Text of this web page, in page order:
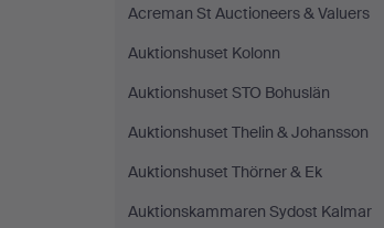
Acreman St Auctioneers & Valuers
Auktionshuset Kolonn
Auktionshuset STO Bohuslän
Auktionshuset Thelin & Johansson
Auktionshuset Thörner & Ek
Auktionskammaren Sydost Kalmar